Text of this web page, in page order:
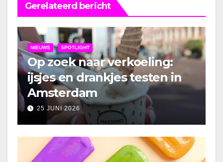
Gerelateerd bericht
NIEUWS SPOTLIGHT
Op zoek naar verkoeling:
ijsjes en drankjes testen in
Amsterdam
25 JUNI 2026